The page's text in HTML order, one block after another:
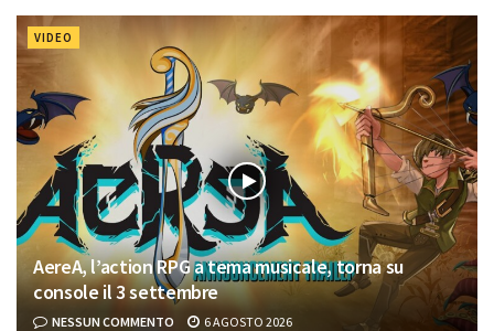
VIDEO
AereA, l’action RPG a tema musicale, torna su
console il 3 settembre
NESSUN COMMENTO 6 AGOSTO 2026